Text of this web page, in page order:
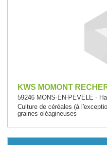
KWS MOMONT
59246 MONS-EN-PEVELE -
Culture de céréales (à
graines oléagineuses